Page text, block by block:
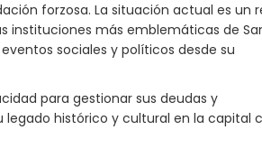
forzosa. La situación actual es un
instituciones más emblemáticas de
sociales y políticos desde su
para gestionar sus deudas y
histórico y cultural en la capital